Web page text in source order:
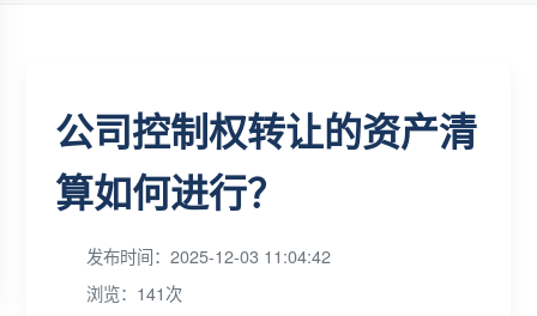
公司控制权转让的资产清
算如何进行？
发布时间：2025-12-03 11:04:42
浏览：141次